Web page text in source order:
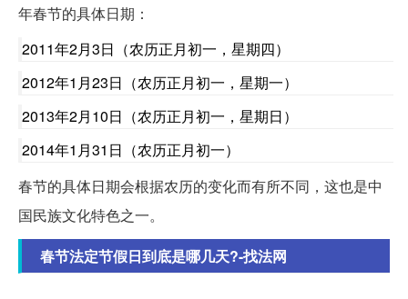
年春节的具体日期：
2011年2月3日（农历正月初一，星期四）
2012年1月23日（农历正月初一，星期一）
2013年2月10日（农历正月初一，星期日）
2014年1月31日（农历正月初一）
春节的具体日期会根据农历的变化而有所不同，这也是中
国民族文化特色之一。
春节法定节假日到底是哪几天?-找法网